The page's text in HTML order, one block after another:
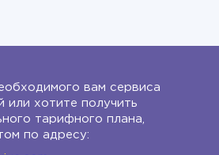
вам сервиса
или хотите получить
тарифного плана,
по адресу: